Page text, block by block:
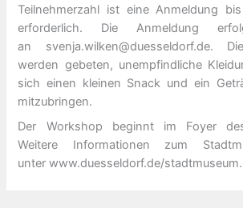
Teilnehmerzahl ist eine Anmeldung
erforderlich. Die Anmeldung
an svenja.wilken@duesseldorf.de.
werden gebeten, unempfindliche
sich einen kleinen Snack und ein
mitzubringen.
Der Workshop beginnt im Foyer
Weitere Informationen zum
unter www.duesseldorf.de/stadtmuseum.